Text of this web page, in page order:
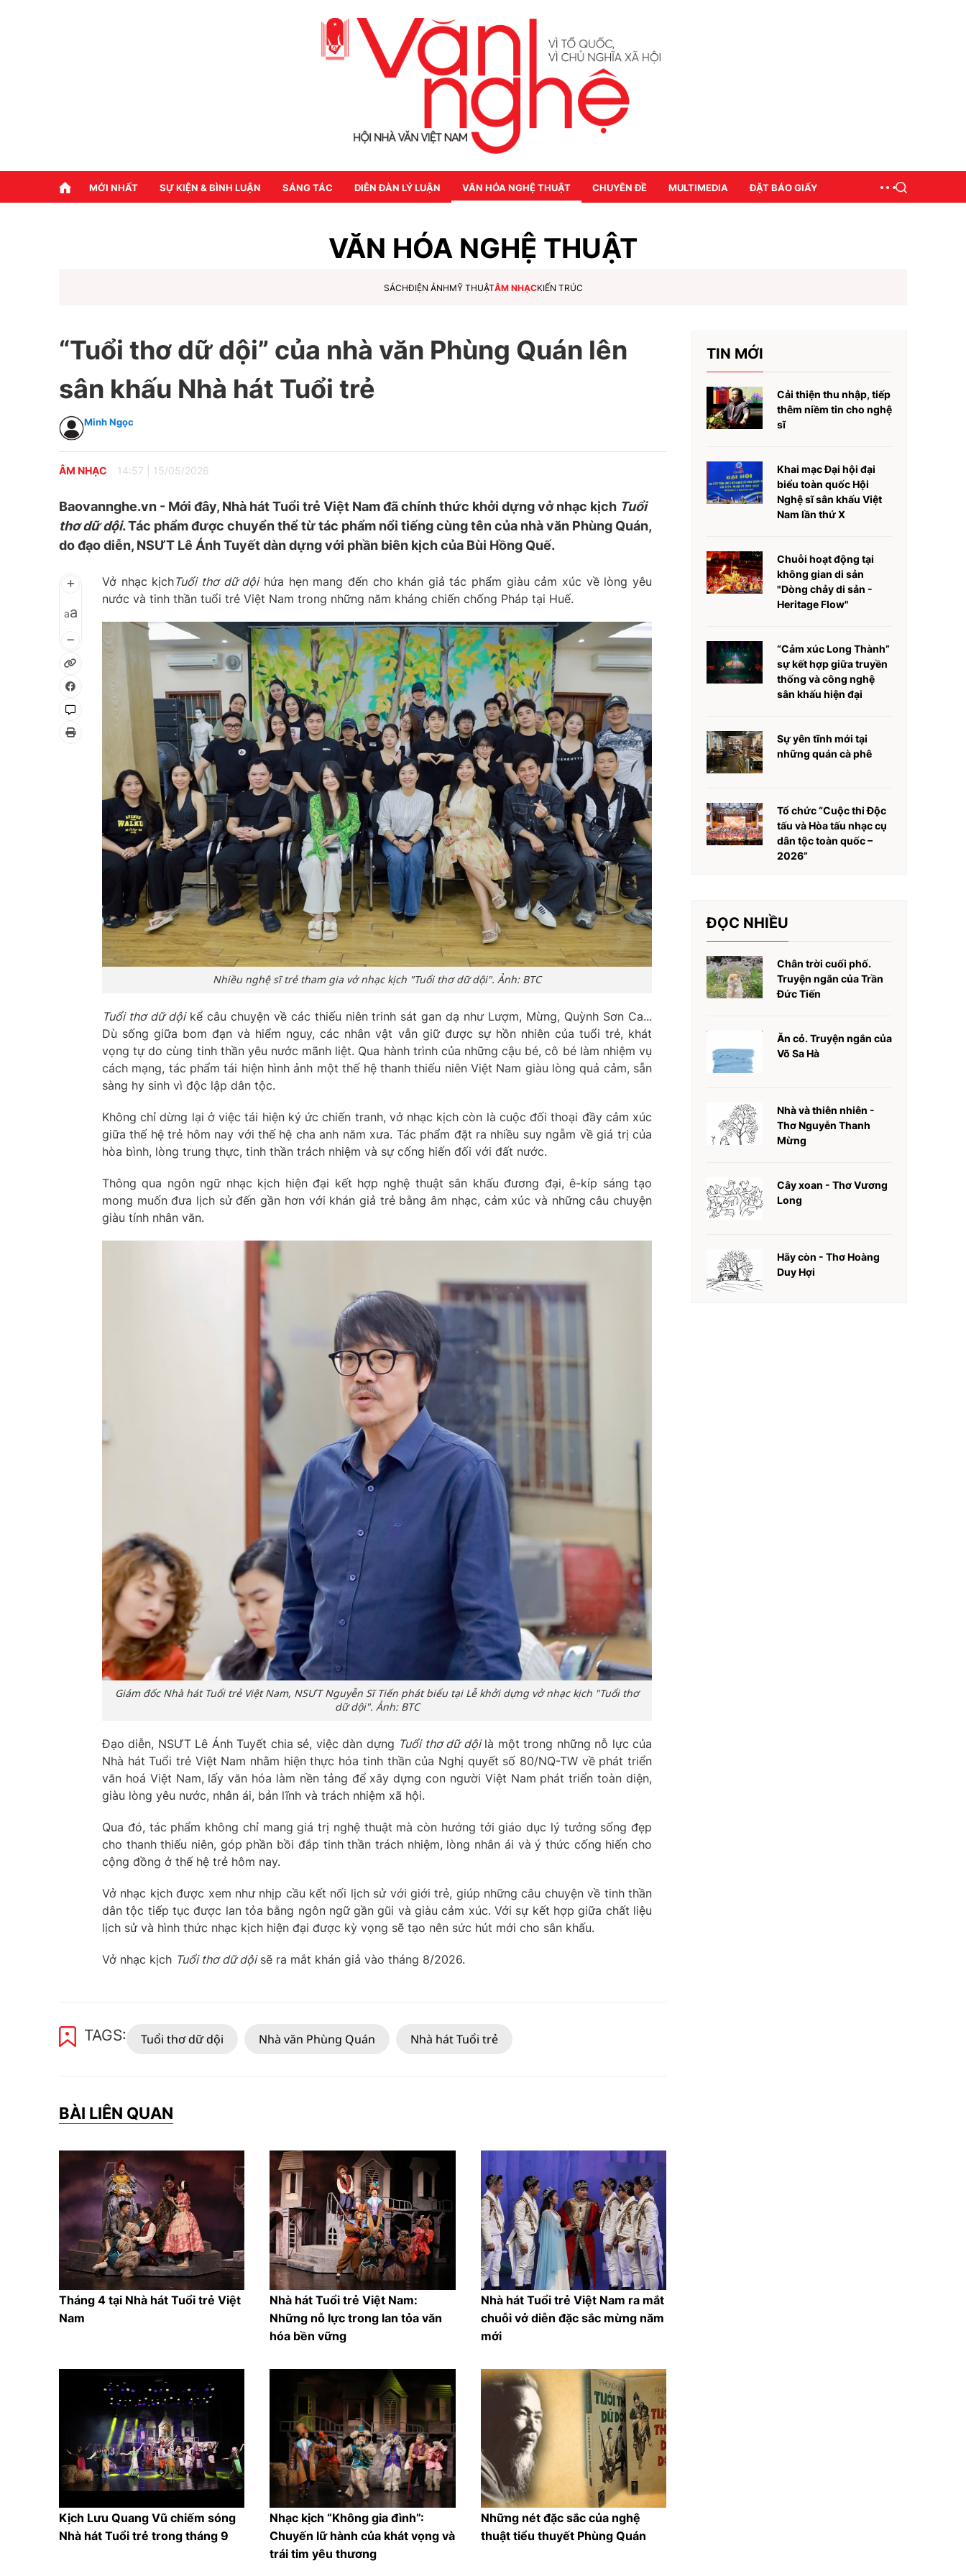
MỚI NHẤT SỰ KIỆN & BÌNH LUẬN SÁNG TÁC DIỄN ĐÀN LÝ LUẬN VĂN HÓA NGHỆ THUẬT CHUYÊN ĐỀ MULTIMEDIA ĐẶT BÁO GIẤY
VĂN HÓA NGHỆ THUẬT
SÁCHĐIỆN ẢNHMỸ THUẬTÂM NHẠCKIẾN TRÚC
“Tuổi thơ dữ dội” của nhà văn Phùng Quán lên
sân khấu Nhà hát Tuổi trẻ
Minh Ngọc
ÂM NHẠC 14:57 15/05/2026
Baovannghe.vn - Mới đây, Nhà hát Tuổi trẻ Việt Nam đã chính thức khởi dựng vở nhạc kịch Tuổi
thơ dữ dội. Tác phẩm được chuyển thể từ tác phẩm nổi tiếng cùng tên của nhà văn Phùng Quán,
do đạo diễn, NSƯT Lê Ánh Tuyết dàn dựng với phần biên kịch của Bùi Hồng Quế.
aa
Vở nhạc kịchTuổi thơ dữ dộihứa hẹn mang đến cho khán giả tác phẩm giàu cảm xúc về lòng yêu
nước và tinh thần tuổi trẻ Việt Nam trong những năm kháng chiến chống Pháp tại Huế.
Nhiều nghệ sĩ trẻ tham gia vở nhạc kịch "Tuổi thơ dữ dội". Ảnh: BTC
Tuổi thơ dữ dộikể câu chuyện về các thiếu niên trinh sát gan dạ như Lượm, Mừng, Quỳnh Sơn Ca...
Dù sống giữa bom đạn và hiểm nguy, các nhân vật vẫn giữ được sự hồn nhiên của tuổi trẻ, khát
vọng tự do cùng tinh thần yêu nước mãnh liệt. Qua hành trình của những cậu bé, cô bé làm nhiệm vụ
cách mạng, tác phẩm tái hiện hình ảnh một thế hệ thanh thiếu niên Việt Nam giàu lòng quả cảm, sẵn
sàng hy sinh vì độc lập dân tộc.
Không chỉ dừng lại ở việc tái hiện ký ức chiến tranh, vở nhạc kịch còn là cuộc đối thoại đầy cảm xúc
giữa thế hệ trẻ hôm nay với thế hệ cha anh năm xưa. Tác phẩm đặt ra nhiều suy ngẫm về giá trị của
hòa bình, lòng trung thực, tinh thần trách nhiệm và sự cống hiến đối với đất nước.
Thông qua ngôn ngữ nhạc kịch hiện đại kết hợp nghệ thuật sân khấu đương đại, ê-kíp sáng tạo
mong muốn đưa lịch sử đến gần hơn với khán giả trẻ bằng âm nhạc, cảm xúc và những câu chuyện
giàu tính nhân văn.
Giám đốc Nhà hát Tuổi trẻ Việt Nam, NSƯT Nguyễn Sĩ Tiến phát biểu tại Lễ khởi dựng vở nhạc kịch "Tuổi thơ
dữ dội". Ảnh: BTC
Đạo diễn, NSƯT Lê Ánh Tuyết chia sẻ, việc dàn dựng Tuổi thơ dữ dộilà một trong những nỗ lực của
Nhà hát Tuổi trẻ Việt Nam nhằm hiện thực hóa tinh thần của Nghị quyết số 80/NQ-TW về phát triển
văn hoá Việt Nam, lấy văn hóa làm nền tảng để xây dựng con người Việt Nam phát triển toàn diện,
giàu lòng yêu nước, nhân ái, bản lĩnh và trách nhiệm xã hội.
Qua đó, tác phẩm không chỉ mang giá trị nghệ thuật mà còn hướng tới giáo dục lý tưởng sống đẹp
cho thanh thiếu niên, góp phần bồi đắp tinh thần trách nhiệm, lòng nhân ái và ý thức cống hiến cho
cộng đồng ở thế hệ trẻ hôm nay.
Vở nhạc kịch được xem như nhịp cầu kết nối lịch sử với giới trẻ, giúp những câu chuyện về tinh thần
dân tộc tiếp tục được lan tỏa bằng ngôn ngữ gần gũi và giàu cảm xúc. Với sự kết hợp giữa chất liệu
lịch sử và hình thức nhạc kịch hiện đại được kỳ vọng sẽ tạo nên sức hút mới cho sân khấu.
Vở nhạc kịch Tuổi thơ dữ dộisẽ ra mắt khán giả vào tháng 8/2026.
TAGS: Tuổi thơ dữ dội Nhà văn Phùng Quán Nhà hát Tuổi trẻ
BÀI LIÊN QUAN
Tháng 4 tại Nhà hát Tuổi trẻ Việt
Nam
Nhà hát Tuổi trẻ Việt Nam:
Những nỗ lực trong lan tỏa văn
hóa bền vững
Nhà hát Tuổi trẻ Việt Nam ra mắt
chuỗi vở diễn đặc sắc mừng năm
mới
Kịch Lưu Quang Vũ chiếm sóng
Nhà hát Tuổi trẻ trong tháng 9
Nhạc kịch “Không gia đình”:
Chuyến lữ hành của khát vọng và
trái tim yêu thương
Những nét đặc sắc của nghệ
thuật tiểu thuyết Phùng Quán
TIN MỚI
Cải thiện thu nhập, tiếp
thêm niềm tin cho nghệ
sĩ
Khai mạc Đại hội đại
biểu toàn quốc Hội
Nghệ sĩ sân khấu Việt
Nam lần thứ X
Chuỗi hoạt động tại
không gian di sản
"Dòng chảy di sản -
Heritage Flow"
“Cảm xúc Long Thành”
sự kết hợp giữa truyền
thống và công nghệ
sân khấu hiện đại
Sự yên tĩnh mới tại
những quán cà phê
Tổ chức “Cuộc thi Độc
tấu và Hòa tấu nhạc cụ
dân tộc toàn quốc –
2026”
ĐỌC NHIỀU
Chân trời cuối phố.
Truyện ngắn của Trần
Đức Tiến
Ăn cỏ. Truyện ngắn của
Võ Sa Hà
Nhà và thiên nhiên -
Thơ Nguyễn Thanh
Mừng
Cây xoan - Thơ Vương
Long
Hãy còn - Thơ Hoàng
Duy Hợi